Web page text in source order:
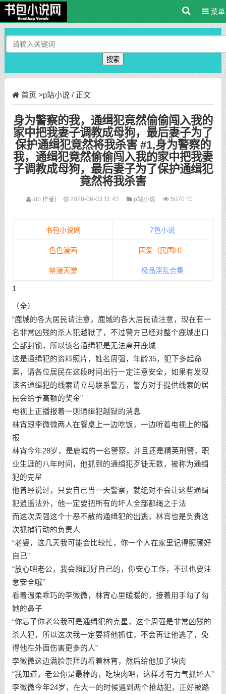
菜单
搜索
首页 >p站小说 / 正文
身为警察的我，通缉犯竟然偷偷闯入我的
家中把我妻子调教成母狗，最后妻子为了
保护通缉犯竟然将我杀害 #1,身为警察的
我，通缉犯竟然偷偷闯入我的家中把我妻
子调教成母狗，最后妻子为了保护通缉犯
竟然将我杀害
[db:作者] 2026-06-03 11:42 p站小说 5070 ℃
书包小说网 7色小说
色色漫画 囚爱（民国H）
禁漫天堂 极品淫乱合集
1
（全）
“鹿城的各大居民请注意，鹿城的各大居民请注意，现在有一
名非常凶残的杀人犯越狱了，不过警方已经对整个鹿城出口
全部封锁，所以该名通缉犯是无法离开鹿城
这是通缉犯的资料照片，姓名周强，年龄35，犯下多起命
案，请各位居民在这段时间出行一定注意安全，如果有发现
该名通缉犯的线索请立马联系警方，警方对于提供线索的居
民会给予高额的奖金”
电视上正播报着一则通缉犯越狱的消息
林宵跟李微微两人在餐桌上一边吃饭，一边听着电视上的播
报
林宵今年28岁，是鹿城的一名警察，并且还是精英刑警，职
业生涯的八年时间，他抓到的通缉犯歹徒无数，被称为通缉
犯的克星
他曾经说过，只要自己当一天警察，就绝对不会让这些通缉
犯逍遥法外，他一定要把所有的坏人全部都绳之于法
而这次周强这个十恶不赦的通缉犯的出逃，林宵也是负责这
次抓捕行动的负责人
“老婆，这几天我可能会比较忙，你一个人在家里记得照顾好
自己”
“放心吧老公，我会照顾好自己的，你安心工作，不过也要注
意安全哦”
看着温柔乖巧的李微微，林宵心里暖暖的，接着用手勾了勾
她的鼻子
“你忘了你老公我可是通缉犯的克星，这个周强是非常凶残的
杀人犯，所以这次我一定要将他抓住，不会再让他逃了，免
得他在外面伤害更多的人”
李微微这边满脸崇拜的看着林宵，然后给他加了块肉
“我知道，老公你是最棒的，吃块肉吧，这样才有力气抓坏人”
李微微今年24岁，在大一的时候遇到两个抢劫犯，正好被路